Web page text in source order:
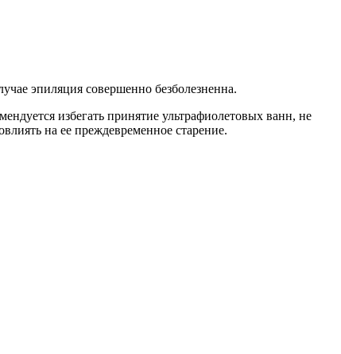
эпиляция совершенно безболезненна.
избегать принятие ультрафиолетовых ванн, не
на ее преждевременное старение.